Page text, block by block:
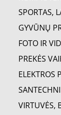
SPORTAS,
GYVŪNŲ
FOTO IR
PREKĖS
ELEKTROS
VIRTUVĖS,